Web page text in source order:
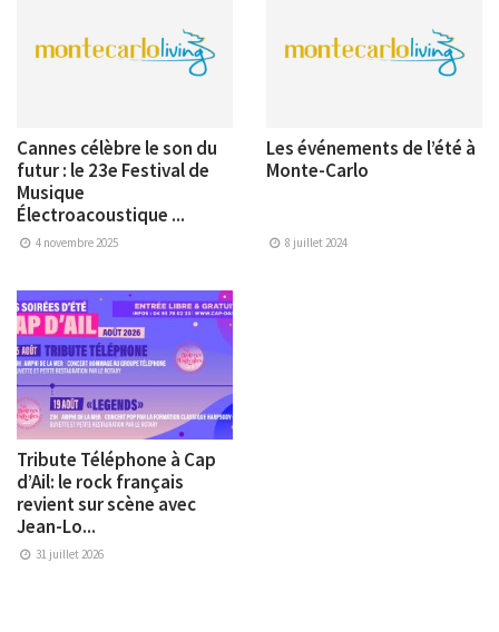
Cannes célèbre le son du
futur : le 23e Festival de
Musique
Électroacoustique ...
4 novembre 2025
Les événements de l’été à
Monte-Carlo
8 juillet 2024
Tribute Téléphone à Cap
d’Ail: le rock français
revient sur scène avec
Jean-Lo...
31 juillet 2026